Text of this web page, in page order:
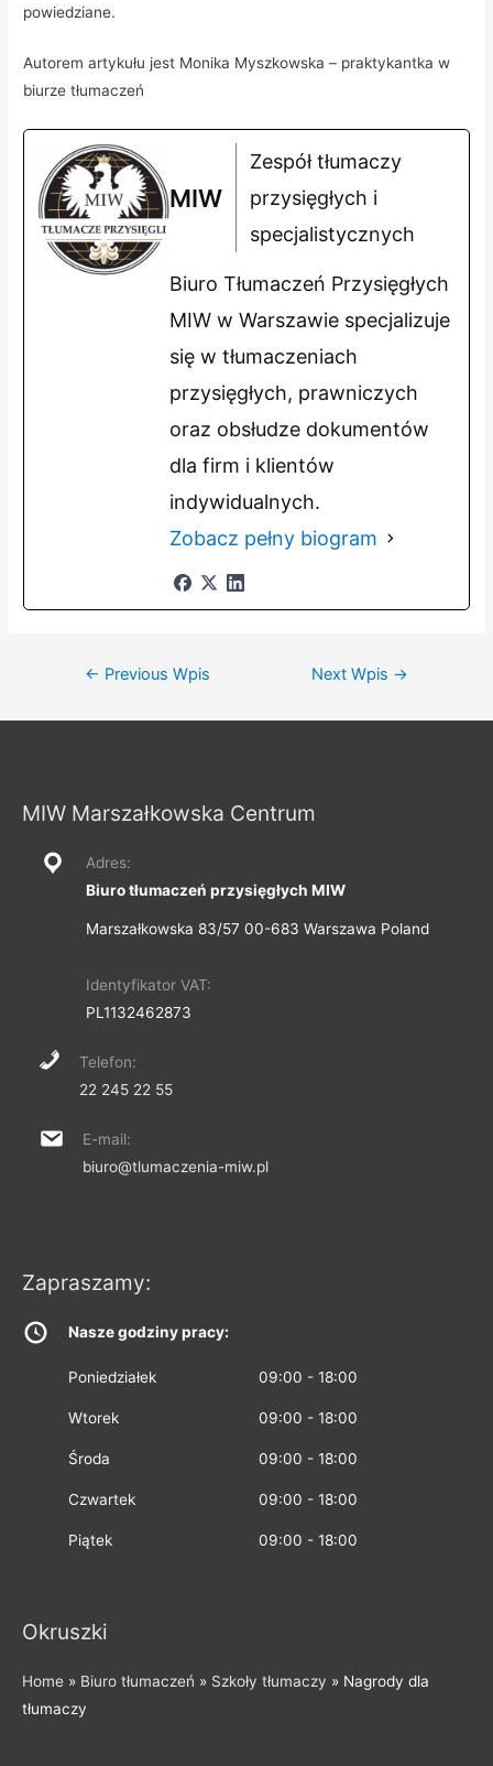
powiedziane.
Autorem artykułu jest Monika Myszkowska – praktykantka w
biurze tłumaczeń
MIW
Zespół tłumaczy
przysięgłych i
specjalistycznych
Biuro Tłumaczeń Przysięgłych
MIW w Warszawie specjalizuje
się w tłumaczeniach
przysięgłych, prawniczych
oraz obsłudze dokumentów
dla firm i klientów
indywidualnych.
Zobacz pełny biogram
Nawigacja
← Previous Wpis Next Wpis →
MIW Marszałkowska Centrum
Adres:
Biuro tłumaczeń przysięgłych MIW
Marszałkowska 83/57 00-683 Warszawa Poland
Identyfikator VAT:
PL1132462873
Telefon:
22 245 22 55
E-mail:
biuro@tlumaczenia-miw.pl
Zapraszamy:
Nasze godziny pracy:
Poniedziałek 09:00 - 18:00
Wtorek 09:00 - 18:00
Środa 09:00 - 18:00
Czwartek 09:00 - 18:00
Piątek 09:00 - 18:00
Okruszki
Home » Biuro tłumaczeń » Szkoły tłumaczy » Nagrody dla
tłumaczy